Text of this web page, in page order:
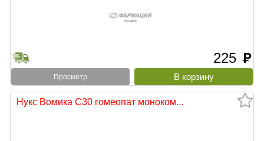
225 руб
Просмотр
Нукс Вомика С30 гомеопат моноком...